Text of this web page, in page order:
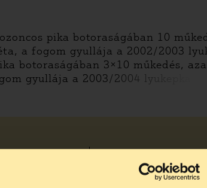
pika botoraságában 10
a fogom gyullája a 2002/2003
botoraságában 3×10 műkedés,
gyullája a 2003/2004 lyukepka
19 törgeskor a
a
köte